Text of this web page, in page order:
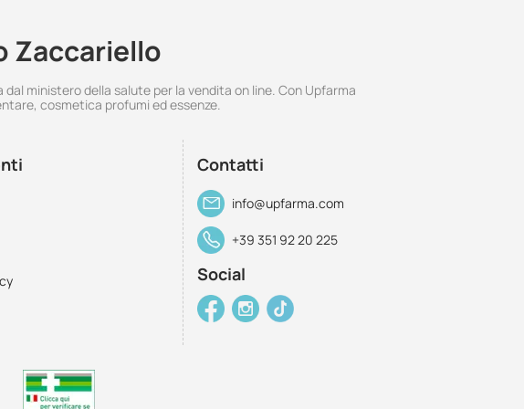
Zaccariello
ministero della salute per la vendita on line. Con Upfarma
cosmetica profumi ed essenze.
Contatti
info@upfarma.com
+39 351 92 20 225
Social